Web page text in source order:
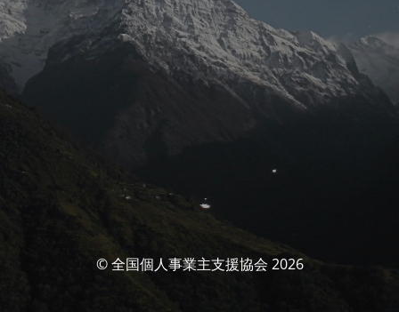
© 全国個人事業主支援協会 2026